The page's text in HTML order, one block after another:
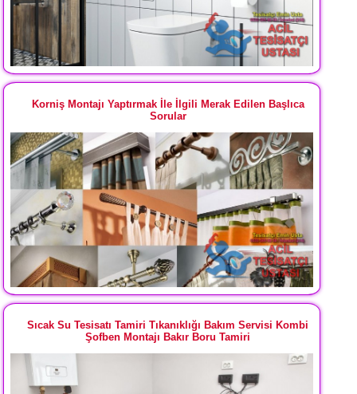
Korniş Montajı Yaptırmak İle İlgili Merak Edilen Başlıca
Sorular
Sıcak Su Tesisatı Tamiri Tıkanıklığı Bakım Servisi Kombi
Şofben Montajı Bakır Boru Tamiri